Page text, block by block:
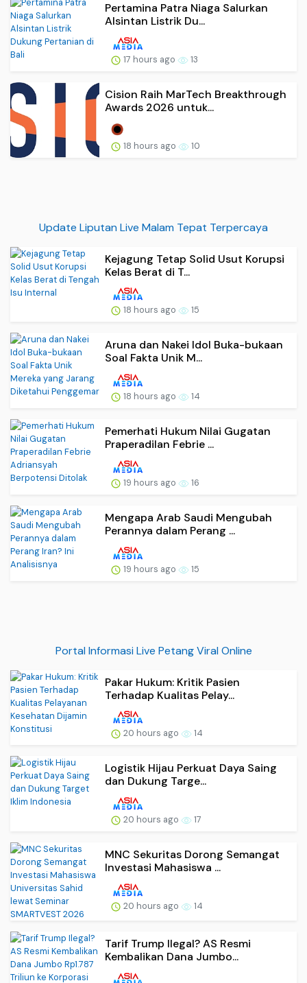
Pertamina Patra Niaga Salurkan
Alsintan Listrik Du...
17 hours ago 13
Cision Raih MarTech Breakthrough
Awards 2026 untuk...
18 hours ago 10
Update Liputan Live Malam Tepat Terpercaya
Kejagung Tetap Solid Usut Korupsi
Kelas Berat di T...
18 hours ago 15
Aruna dan Nakei Idol Buka-bukaan
Soal Fakta Unik M...
18 hours ago 14
Pemerhati Hukum Nilai Gugatan
Praperadilan Febrie ...
19 hours ago 16
Mengapa Arab Saudi Mengubah
Perannya dalam Perang ...
19 hours ago 15
Portal Informasi Live Petang Viral Online
Pakar Hukum: Kritik Pasien
Terhadap Kualitas Pelay...
20 hours ago 14
Logistik Hijau Perkuat Daya Saing
dan Dukung Targe...
20 hours ago 17
MNC Sekuritas Dorong Semangat
Investasi Mahasiswa ...
20 hours ago 14
Tarif Trump Ilegal? AS Resmi
Kembalikan Dana Jumbo...